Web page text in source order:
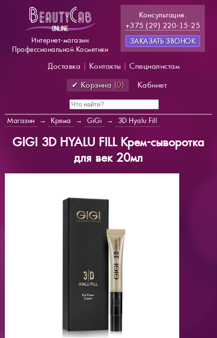
Интернет-магазин
Профессиональной Косметики
Консультация:
+375 (29) 220-15-25
ЗАКАЗАТЬ ЗВОНОК
Доставка Контакты
Специалистам
✔ Корзина (0) Кабинет
Магазин → Крема → GiGi → 3D Hyalu Fill
GIGI 3D HYALU FILL Крем-сыворотка
для век 20мл